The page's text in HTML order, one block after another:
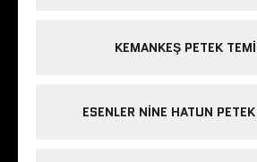
KEMANKEŞ PETEK
ESENLER NINE HATUN